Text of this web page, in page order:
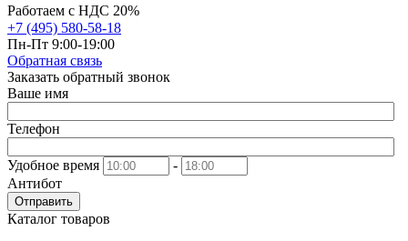
Работаем с НДС 20%
+7 (495) 580-58-18
Пн-Пт 9:00-19:00
Обратная связь
Заказать обратный звонок
Ваше имя
Телефон
Удобное время
-
Антибот
Отправить
Каталог товаров